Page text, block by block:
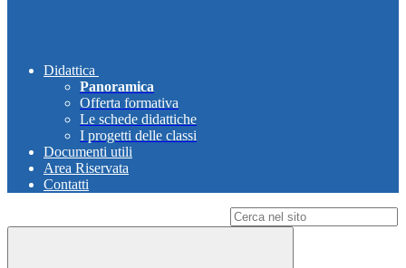
Didattica
Panoramica
Offerta formativa
Le schede didattiche
I progetti delle classi
Documenti utili
Area Riservata
Contatti